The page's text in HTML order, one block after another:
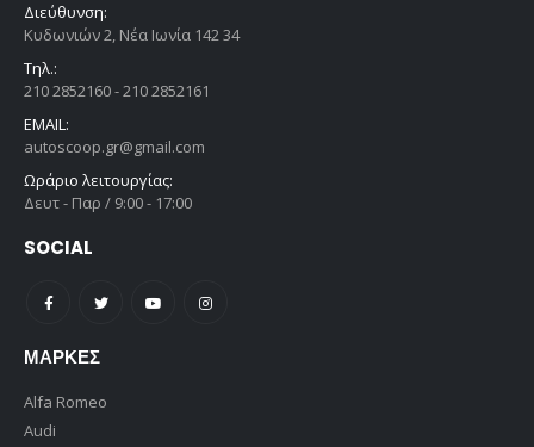
Διεύθυνση:
Κυδωνιών 2, Νέα Ιωνία 142 34
Τηλ.:
210 2852160 - 210 2852161
EMAIL:
autoscoop.gr@gmail.com
Ωράριο λειτουργίας:
Δευτ - Παρ / 9:00 - 17:00
SOCIAL
ΜΆΡΚΕΣ
Alfa Romeo
Audi